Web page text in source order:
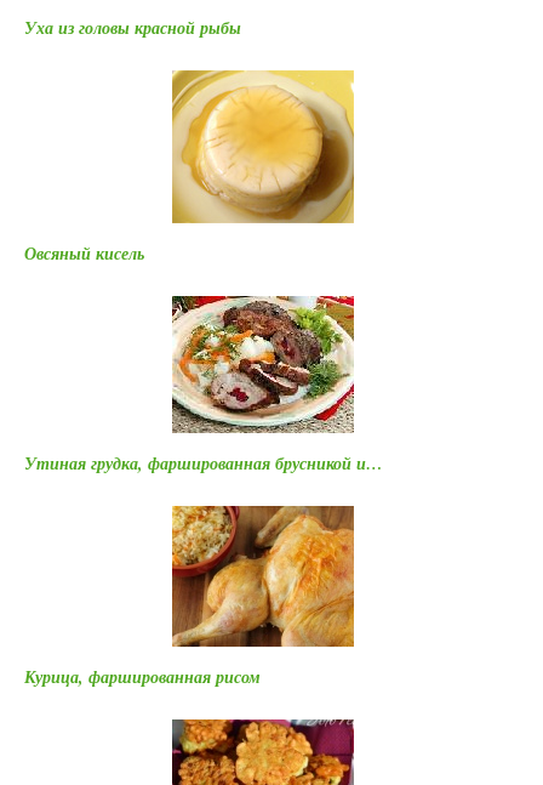
Уха из головы красной рыбы
Овсяный кисель
Утиная грудка, фаршированная брусникой и…
Курица, фаршированная рисом